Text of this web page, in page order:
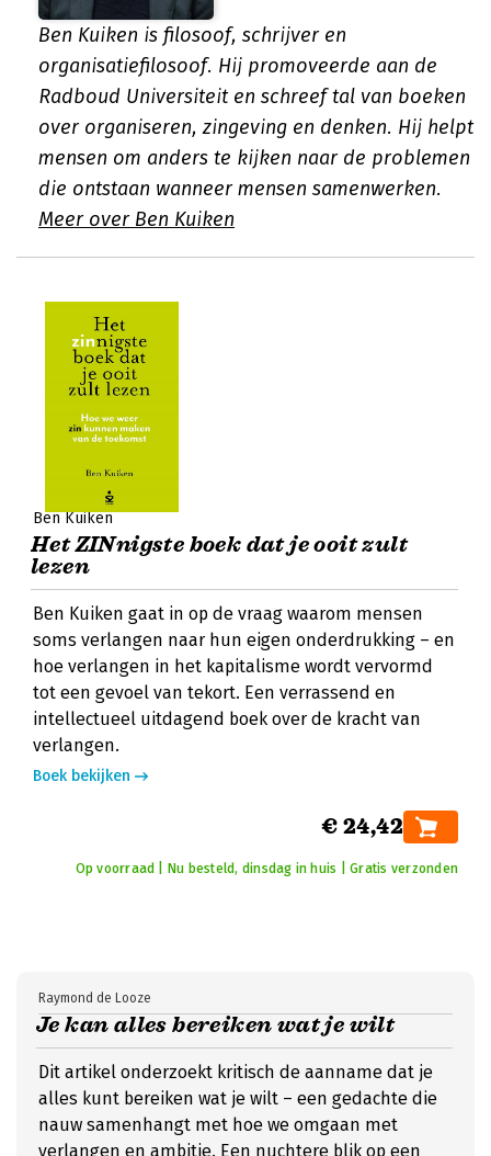
Ben Kuiken is filosoof, schrijver en
organisatiefilosoof. Hij promoveerde aan de
Radboud Universiteit en schreef tal van boeken
over organiseren, zingeving en denken. Hij helpt
mensen om anders te kijken naar de problemen
die ontstaan wanneer mensen samenwerken.
Meer over Ben Kuiken
Ben Kuiken
Het ZINnigste boek dat je ooit zult
lezen
Ben Kuiken gaat in op de vraag waarom mensen
soms verlangen naar hun eigen onderdrukking – en
hoe verlangen in het kapitalisme wordt vervormd
tot een gevoel van tekort. Een verrassend en
intellectueel uitdagend boek over de kracht van
verlangen.
Boek bekijken
€ 24,42
Op voorraad | Nu besteld, dinsdag in huis | Gratis verzonden
Je kan alles bereiken wat je wilt
Raymond de Looze
Dit artikel onderzoekt kritisch de aanname dat je
alles kunt bereiken wat je wilt – een gedachte die
nauw samenhangt met hoe we omgaan met
verlangen en ambitie. Een nuchtere blik op een